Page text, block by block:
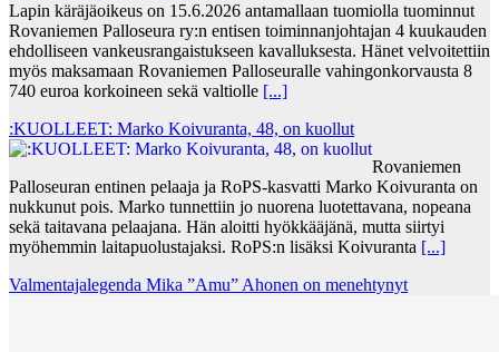
Lapin käräjäoikeus on 15.6.2026 antamallaan tuomiolla tuominnut
Rovaniemen Palloseura ry:n entisen toiminnanjohtajan 4 kuukauden
ehdolliseen vankeusrangaistukseen kavalluksesta. Hänet velvoitettiin
myös maksamaan Rovaniemen Palloseuralle vahingonkorvausta 8
740 euroa korkoineen sekä valtiolle [...]
:KUOLLEET: Marko Koivuranta, 48, on kuollut
Rovaniemen
Palloseuran entinen pelaaja ja RoPS-kasvatti Marko Koivuranta on
nukkunut pois. Marko tunnettiin jo nuorena luotettavana, nopeana
sekä taitavana pelaajana. Hän aloitti hyökkääjänä, mutta siirtyi
myöhemmin laitapuolustajaksi. RoPS:n lisäksi Koivuranta [...]
Valmentajalegenda Mika ”Amu” Ahonen on menehtynyt